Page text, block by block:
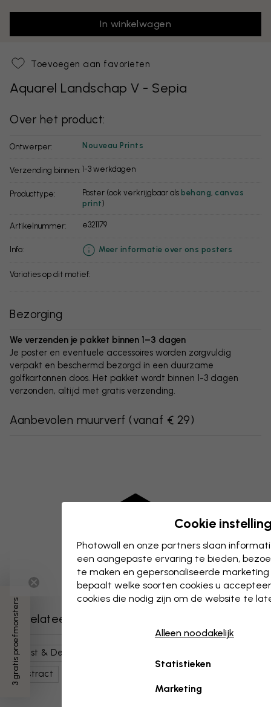
In winkelwagen
Toevoegen aan favorieten
Aquarel Landschap V - Sepia
Over het product:
Ontwerper: Nouveau Prints
Verzending binnen: 1-3 werkdagen
Producttype: Poster (ook verkrijgbaar als behang canvas
print)
Artikelnummer: e321179
info: Meer informatie over ons posters
Variaties op dit motief:
Bezorging
We verzenden je pakket binnen 1–3 dagen
Je poster en eventuele accessoires worden zorgvuldig
verpakt en beschermd bezorgd in een duurzame
golfkartonnen doos. Het pakket wordt binnen 1-3 dagen
verzonden, altijd met gratis verzending.
Aanbevolen muurverf (vanaf € 29)
Gerelateerde categorieën
Kunst & Design
Abstract
3 gratis proefmonsters
Cookie
Photowall en onze partners slaan
een aangepaste ervaring te bieden,
te maken en gepersonaliseerde
bepaalt welke soorten cookies u
cookies die nodig zijn om de website te
Alleen noodakelijk
Statistieken
Marketing